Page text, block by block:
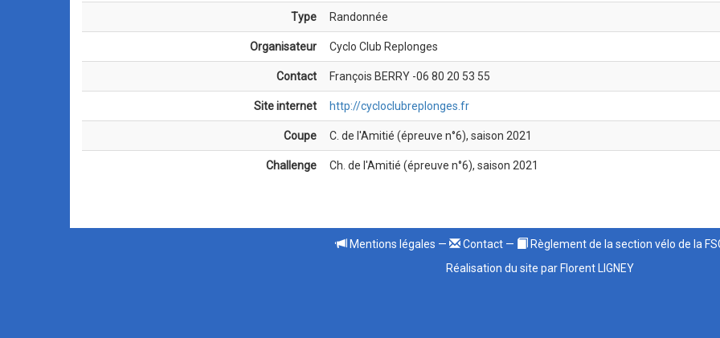
Type Randonnée
Organisateur Cyclo Club Replonges
Contact François BERRY -06 80 20 53 55
Site internet http://cycloclubreplonges.fr
Coupe C. de l'Amitié (épreuve n°6), saison 2021
Challenge Ch. de l'Amitié (épreuve n°6), saison 2021
Mentions légales — Contact—
Règlement de la section vélo de la
Réalisation du site par Florent LIGNEY